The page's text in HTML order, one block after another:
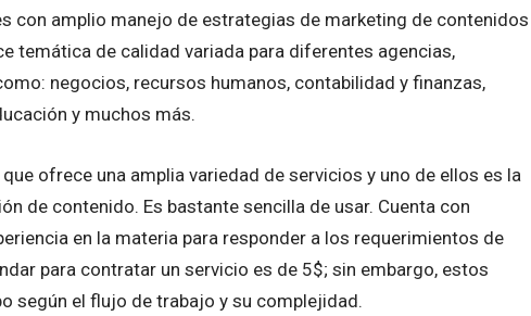
con amplio manejo de estrategias de marketing de contenidos
temática de calidad variada para diferentes agencias,
negocios, recursos humanos, contabilidad y finanzas,
y muchos más.
ofrece una amplia variedad de servicios y uno de ellos es la
de contenido. Es bastante sencilla de usar. Cuenta con
en la materia para responder a los requerimientos de
para contratar un servicio es de 5$; sin embargo, estos
según el flujo de trabajo y su complejidad.